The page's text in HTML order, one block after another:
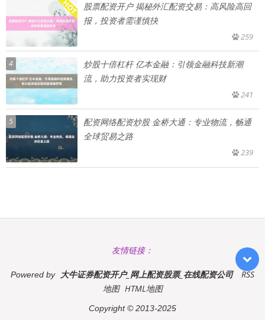
股票配资开户 揭秘外汇配资交易：高风险高回
报，投资者需谨慎抉
259
4
炒股十倍杠杆 亿本金融：引领金融科技新潮
流，助力投资者实现财
241
5
配资网络配资炒股 金桥大通：专业物流，畅通
全球贸易之路
239
友情链接：
Powered by 大牛证券配资开户_网上配资股票_在线配资公司
RSS
地图 HTML地图
Copyright© 2013-2025